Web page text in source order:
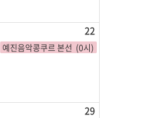
22
예진음악콩쿠르 본선 (0시)
29